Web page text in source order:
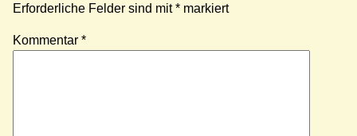
Erforderliche Felder sind mit* markiert
Kommentar *